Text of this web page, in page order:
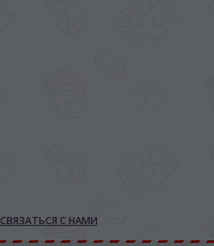
СВЯЗАТЬСЯ С НАМИ